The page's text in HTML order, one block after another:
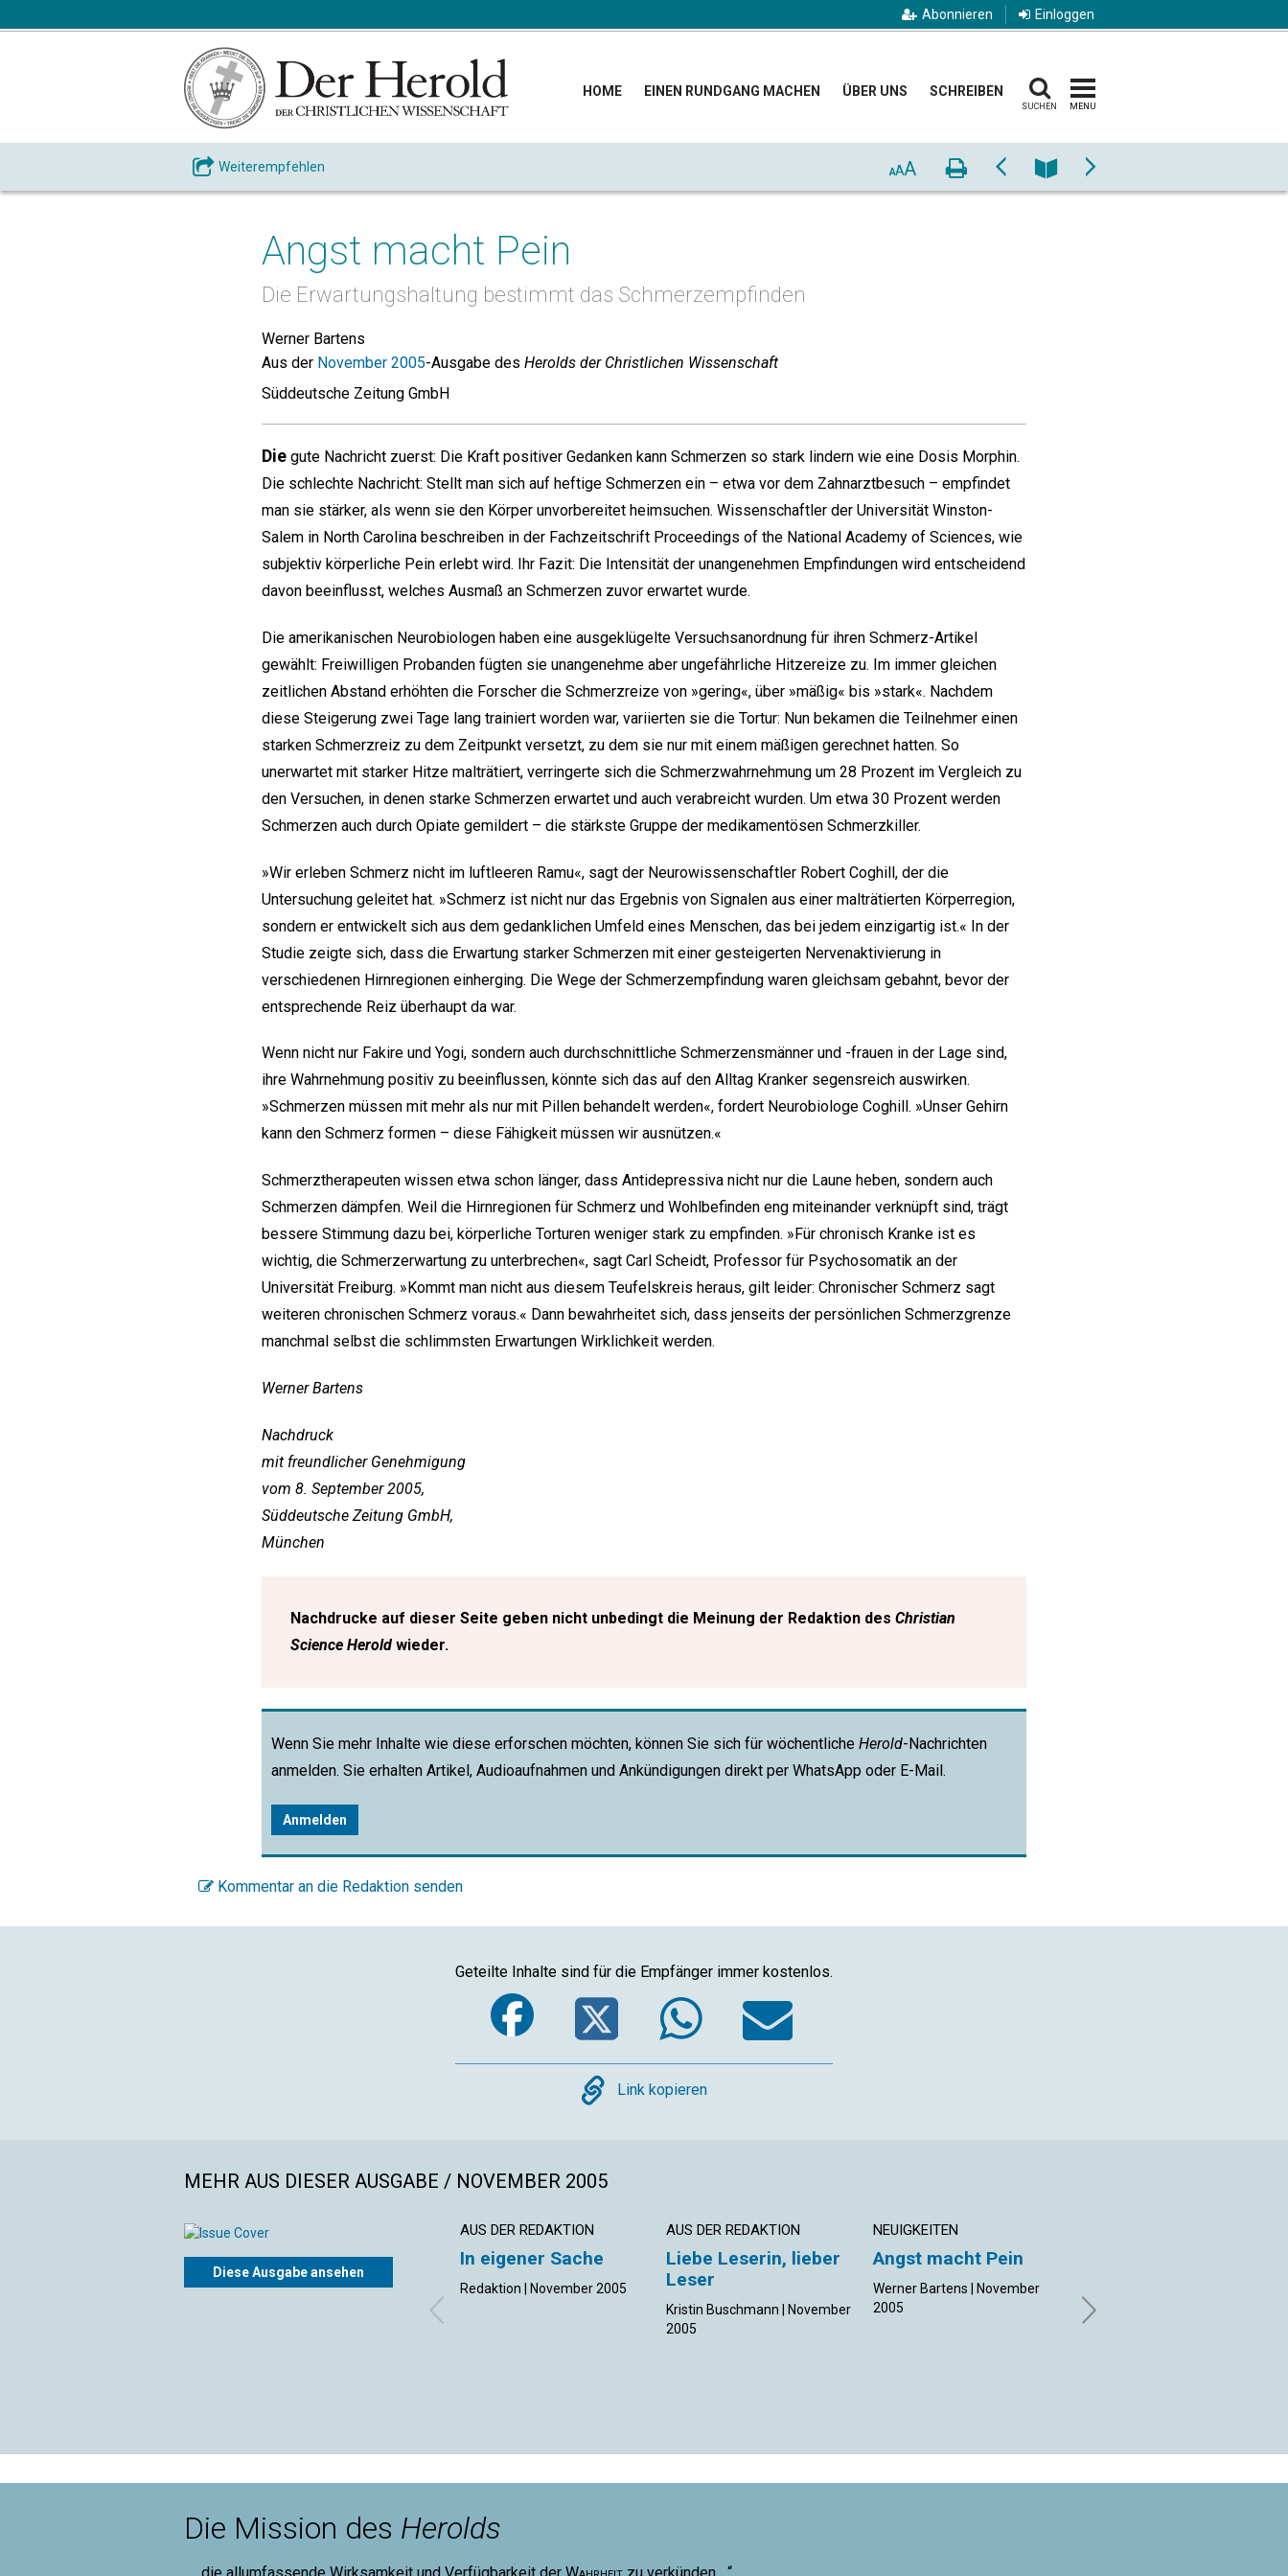
Abonnieren Einloggen
HOME EINEN RUNDGANG MACHEN ÜBER UNS SCHREIBEN
SUCHEN MENU
Weiterempfehlen AAA DruckenZurück NummerVor
Angst macht Pein
Die Erwartungshaltung bestimmt das Schmerzempfinden
Werner Bartens
Aus der November 2005-Ausgabe des Herolds der Christlichen Wissenschaft
Süddeutsche Zeitung GmbH
Die gute Nachricht zuerst: Die Kraft positiver Gedanken kann Schmerzen so stark lindern wie eine Dosis Morphin.
Die schlechte Nachricht: Stellt man sich auf heftige Schmerzen ein – etwa vor dem Zahnarztbesuch – empfindet
man sie stärker, als wenn sie den Körper unvorbereitet heimsuchen. Wissenschaftler der Universität Winston-
Salem in North Carolina beschreiben in der Fachzeitschrift Proceedings of the National Academy of Sciences, wie
subjektiv körperliche Pein erlebt wird. Ihr Fazit: Die Intensität der unangenehmen Empfindungen wird entscheidend
davon beeinflusst, welches Ausmaß an Schmerzen zuvor erwartet wurde.
Die amerikanischen Neurobiologen haben eine ausgeklügelte Versuchsanordnung für ihren Schmerz-Artikel
gewählt: Freiwilligen Probanden fügten sie unangenehme aber ungefährliche Hitzereize zu. Im immer gleichen
zeitlichen Abstand erhöhten die Forscher die Schmerzreize von »gering«, über »mäßig« bis »stark«. Nachdem
diese Steigerung zwei Tage lang trainiert worden war, variierten sie die Tortur: Nun bekamen die Teilnehmer einen
starken Schmerzreiz zu dem Zeitpunkt versetzt, zu dem sie nur mit einem mäßigen gerechnet hatten. So
unerwartet mit starker Hitze malträtiert, verringerte sich die Schmerzwahrnehmung um 28 Prozent im Vergleich zu
den Versuchen, in denen starke Schmerzen erwartet und auch verabreicht wurden. Um etwa 30 Prozent werden
Schmerzen auch durch Opiate gemildert – die stärkste Gruppe der medikamentösen Schmerzkiller.
»Wir erleben Schmerz nicht im luftleeren Ramu«, sagt der Neurowissenschaftler Robert Coghill, der die
Untersuchung geleitet hat. »Schmerz ist nicht nur das Ergebnis von Signalen aus einer malträtierten Körperregion,
sondern er entwickelt sich aus dem gedanklichen Umfeld eines Menschen, das bei jedem einzigartig ist.« In der
Studie zeigte sich, dass die Erwartung starker Schmerzen mit einer gesteigerten Nervenaktivierung in
verschiedenen Hirnregionen einherging. Die Wege der Schmerzempfindung waren gleichsam gebahnt, bevor der
entsprechende Reiz überhaupt da war.
Wenn nicht nur Fakire und Yogi, sondern auch durchschnittliche Schmerzensmänner und -frauen in der Lage sind,
ihre Wahrnehmung positiv zu beeinflussen, könnte sich das auf den Alltag Kranker segensreich auswirken.
»Schmerzen müssen mit mehr als nur mit Pillen behandelt werden«, fordert Neurobiologe Coghill. »Unser Gehirn
kann den Schmerz formen – diese Fähigkeit müssen wir ausnützen.«
Schmerztherapeuten wissen etwa schon länger, dass Antidepressiva nicht nur die Laune heben, sondern auch
Schmerzen dämpfen. Weil die Hirnregionen für Schmerz und Wohlbefinden eng miteinander verknüpft sind, trägt
bessere Stimmung dazu bei, körperliche Torturen weniger stark zu empfinden. »Für chronisch Kranke ist es
wichtig, die Schmerzerwartung zu unterbrechen«, sagt Carl Scheidt, Professor für Psychosomatik an der
Universität Freiburg. »Kommt man nicht aus diesem Teufelskreis heraus, gilt leider: Chronischer Schmerz sagt
weiteren chronischen Schmerz voraus.« Dann bewahrheitet sich, dass jenseits der persönlichen Schmerzgrenze
manchmal selbst die schlimmsten Erwartungen Wirklichkeit werden.
Werner Bartens
Nachdruck
mit freundlicher Genehmigung
vom 8. September 2005,
Süddeutsche Zeitung GmbH,
München
Nachdrucke auf dieser Seite geben nicht unbedingt die Meinung der Redaktion des Christian
Science Herold wieder.
Wenn Sie mehr Inhalte wie diese erforschen möchten, können Sie sich für wöchentliche Herold-Nachrichten
anmelden. Sie erhalten Artikel, Audioaufnahmen und Ankündigungen direkt per WhatsApp oder E-Mail.
Anmelden
Kommentar an die Redaktion senden
Geteilte Inhalte sind für die Empfänger immer kostenlos.
Facebook
TwitterWhatsApp
Email
Copy
Link kopieren
MEHR AUS DIESER AUSGABE / NOVEMBER 2005
Diese Ausgabe ansehen
AUS DER REDAKTION
In eigener Sache
Redaktion | November 2005
AUS DER REDAKTION
Liebe Leserin, lieber
Leser
Kristin Buschmann | November
2005
NEUIGKEITEN
Angst macht Pein
Werner Bartens | November
2005
von Katja Werner | November
2005
Die Mission des Herolds